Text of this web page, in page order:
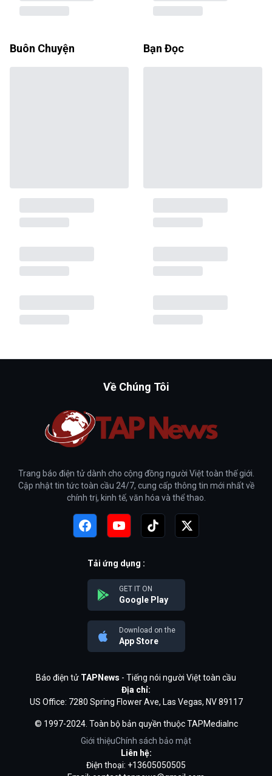
Buôn Chuyện Bạn Đọc
Về Chúng Tôi
Trang báo điện tử dành cho cộng đồng người Việt toàn thế giới.
Cập nhật tin tức toàn cầu 24/7, cung cấp thông tin mới nhất về
chính trị, kinh tế, văn hóa và thể thao.
Tải ứng dụng :
GET IT ON
Google Play
Download on the
App Store
Báo điện tử TAPNews - Tiếng nói người Việt toàn cầu
Địa chỉ:
US Office: 7280 Spring Flower Ave, Las Vegas, NV 89117
© 1997-2024. Toàn bộ bản quyền thuộc TAPMediaInc
Giới thiệuChính sách bảo mật
Liên hệ:
Điện thoại: +13605050505